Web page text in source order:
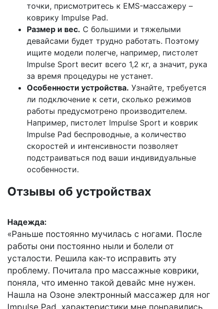
точки, присмотритесь к EMS-массажеру –
коврику Impulse Pad.
Размер и вес. С большими и тяжелыми
девайсами будет трудно работать. Поэтому
ищите модели полегче, например, пистолет
Impulse Sport весит всего 1,2 кг, а значит, рука
за время процедуры не устанет.
Особенности устройства. Узнайте, требуется
ли подключение к сети, сколько режимов
работы предусмотрено производителем.
Например, пистолет Impulse Sport и коврик
Impulse Pad беспроводные, а количество
скоростей и интенсивности позволяет
подстраиваться под ваши индивидуальные
особенности.
Отзывы об устройствах
Надежда:
«Раньше постоянно мучилась с ногами. После
работы они постоянно ныли и болели от
усталости. Решила как-то исправить эту
проблему. Почитала про массажные коврики,
поняла, что именно такой девайс мне нужен.
Нашла на Озоне электронный массажер для ног
Impulse Pad, характеристики мне понравились,